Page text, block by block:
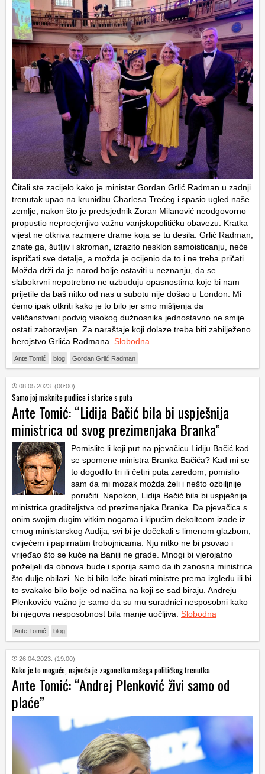
Čitali ste zacijelo kako je ministar Gordan Grlić Radman u zadnji
trenutak upao na krunidbu Charlesa Trećeg i spasio ugled naše
zemlje, nakon što je predsjednik Zoran Milanović neodgovorno
propustio neprocjenjivo važnu vanjskopolitičku obavezu. Kratka
vijest ne otkriva razmjere drame koja se tu desila. Grlić Radman,
znate ga, šutljiv i skroman, izrazito nesklon samoisticanju, neće
ispričati sve detalje, a možda je ocijenio da to i ne treba pričati.
Možda drži da je narod bolje ostaviti u neznanju, da se
slabokrvni nepotrebno ne uzbuđuju opasnostima koje bi nam
prijetile da baš nitko od nas u subotu nije došao u London. Mi
ćemo ipak otkriti kako je to bilo jer smo mišljenja da
veličanstveni podvig visokog dužnosnika jednostavno ne smije
ostati zaboravljen. Za naraštaje koji dolaze treba biti zabilježeno
herojstvo Grlića Radmana. Slobodna
Ante Tomić blog Gordan Grlić Radman
08.05.2023. (00:00)
Samo joj maknite pudlice i starice s puta
Ante Tomić: “Lidija Bačić bila bi uspješnija
ministrica od svog prezimenjaka Branka”
Pomislite li koji put na pjevačicu Lidiju Bačić kad
se spomene ministra Branka Bačića? Kad mi se
to dogodilo tri ili četiri puta zaredom, pomislio
sam da mi mozak možda želi i nešto ozbiljnije
poručiti. Napokon, Lidija Bačić bila bi uspješnija
ministrica graditeljstva od prezimenjaka Branka. Da pjevačica s
onim svojim dugim vitkim nogama i kipućim dekolteom izađe iz
crnog ministarskog Audija, svi bi je dočekali s limenom glazbom,
cvijećem i papirnatim trobojnicama. Nju nitko ne bi psovao i
vrijeđao što se kuće na Baniji ne grade. Mnogi bi vjerojatno
poželjeli da obnova bude i sporija samo da ih zanosna ministrica
što dulje obilazi. Ne bi bilo loše birati ministre prema izgledu ili bi
to svakako bilo bolje od načina na koji se sad biraju. Andreju
Plenkoviću važno je samo da su mu suradnici nesposobni kako
bi njegova nesposobnost bila manje uočljiva. Slobodna
Ante Tomić blog
26.04.2023. (19:00)
Kako je to moguće, najveća je zagonetka našega političkog trenutka
Ante Tomić: “Andrej Plenković živi samo od
plaće”